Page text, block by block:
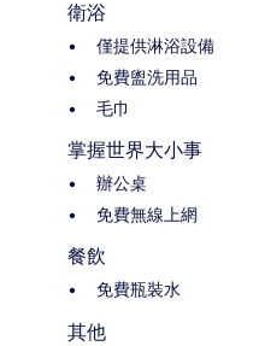
衛浴
僅提供淋浴設備
免費盥洗用品
毛巾
掌握世界大小事
辦公桌
免費無線上網
餐飲
免費瓶裝水
其他